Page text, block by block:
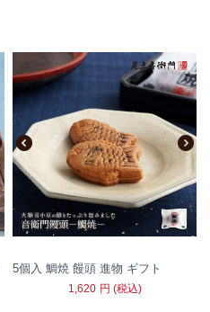
5個入 鯛焼 饅頭 進物 ギフト
1,620 円 (税込)